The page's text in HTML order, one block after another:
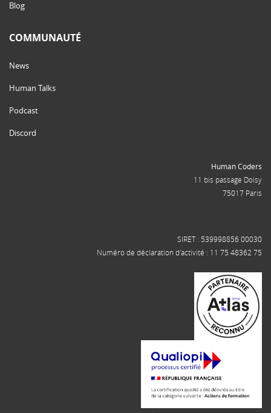
Blog
COMMUNAUTÉ
News
Human Talks
Podcast
Discord
Human Coders
11 bis passage Doisy
75017 Paris
SIRET : 539998856 00030
Numéro de déclaration d'activité : 11 75 48362 75